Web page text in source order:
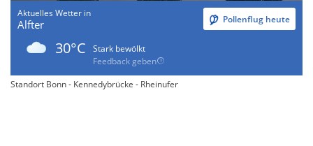
Aktuelles Wetter in
Alfter Pollenflug heute
30°C
Stark bewölkt
Feedback geben
Standort Bonn - Kennedybrücke - Rheinufer